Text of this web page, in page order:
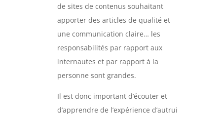
de sites de contenus souhaitant
apporter des articles de qualité et
une communication claire… les
responsabilités par rapport aux
internautes et par rapport à la
personne sont grandes.
Il est donc important d’écouter et
d’apprendre de l’expérience d’autrui